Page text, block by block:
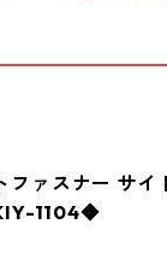
ファスナー サイ
1104◆